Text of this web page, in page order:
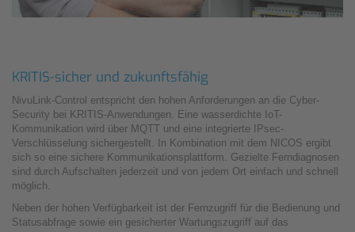
KRITIS-sicher und zukunftsfähig
NivuLink-Control entspricht den hohen Anforderungen an die Cyber-
Security bei KRITIS-Anwendungen. Eine wasserdichte IoT-
Kommunikation wird über MQTT und eine integrierte IPsec-
Verschlüsselung sichergestellt. In Kombination mit dem NICOS ergibt
sich so eine sichere Kommunikationsplattform. Gezielte Ferndiagnosen
sind durch Aufschalten jederzeit und von jedem Ort einfach und schnell
möglich.
Neben der hohen Verfügbarkeit ist der Fernzugriff für die Bedienung und
Statusabfrage sowie ein gesicherter Wartungszugriff auf das